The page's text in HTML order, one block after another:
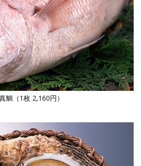
鯛（1枚 2,160円）